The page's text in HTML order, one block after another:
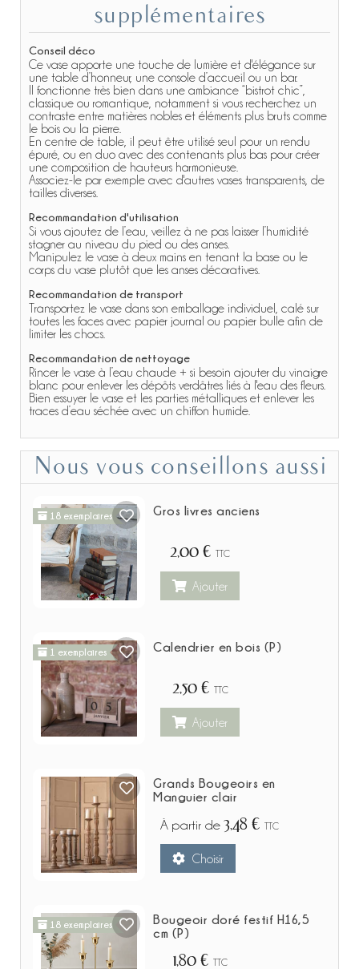
supplémentaires
Conseil déco
Ce vase apporte une touche de lumière et d'élégance sur
une table d’honneur, une console d’accueil ou un bar.
Il fonctionne très bien dans une ambiance “bistrot chic”,
classique ou romantique, notamment si vous recherchez un
contraste entre matières nobles et éléments plus bruts comme
le bois ou la pierre.
En centre de table, il peut être utilisé seul pour un rendu
épuré, ou en duo avec des contenants plus bas pour créer
une composition de hauteurs harmonieuse.
Associez-le par exemple avec d'autres vases transparents, de
tailles diverses.
Recommandation d'utilisation
Si vous ajoutez de l’eau, veillez à ne pas laisser l’humidité
stagner au niveau du pied ou des anses.
Manipulez le vase à deux mains en tenant la base ou le
corps du vase plutôt que les anses décoratives.
Recommandation de transport
Transportez le vase dans son emballage individuel, calé sur
toutes les faces avec papier journal ou papier bulle afin de
limiter les chocs.
Recommandation de nettoyage
Rincer le vase à l’eau chaude + si besoin ajouter du vinaigre
blanc pour enlever les dépôts verdâtres liés à l'eau des fleurs.
Bien essuyer le vase et les parties métalliques et enlever les
traces d’eau séchée avec un chiffon humide.
Nous vous conseillons aussi
18 exemplaires Gros livres anciens
2,00 € TTC
Ajouter
1 exemplaires Calendrier en bois (P)
2,50 € TTC
Ajouter
Grands Bougeoirs en
Manguier clair
À partir de 3,48 € TTC
Choisir
18 exemplaires
Bougeoir doré festif H16,5
cm (P)
1,80 € TTC